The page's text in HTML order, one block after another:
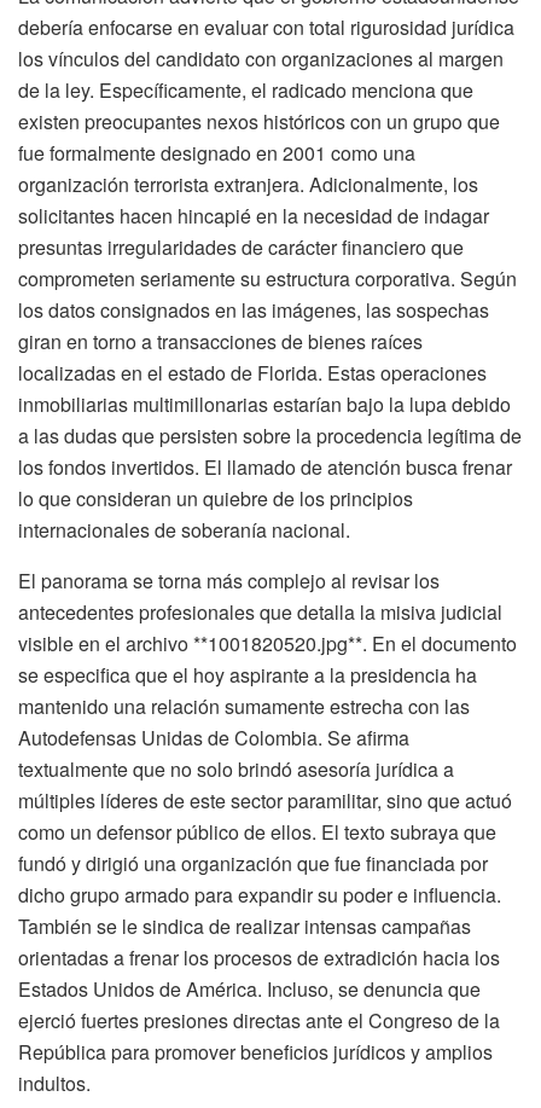
debería enfocarse en evaluar con total rigurosidad jurídica
los vínculos del candidato con organizaciones al margen
de la ley. Específicamente, el radicado menciona que
existen preocupantes nexos históricos con un grupo que
fue formalmente designado en 2001 como una
organización terrorista extranjera. Adicionalmente, los
solicitantes hacen hincapié en la necesidad de indagar
presuntas irregularidades de carácter financiero que
comprometen seriamente su estructura corporativa. Según
los datos consignados en las imágenes, las sospechas
giran en torno a transacciones de bienes raíces
localizadas en el estado de Florida. Estas operaciones
inmobiliarias multimillonarias estarían bajo la lupa debido
a las dudas que persisten sobre la procedencia legítima de
los fondos invertidos. El llamado de atención busca frenar
lo que consideran un quiebre de los principios
internacionales de soberanía nacional.
El panorama se torna más complejo al revisar los
antecedentes profesionales que detalla la misiva judicial
visible en el archivo **1001820520.jpg**. En el documento
se especifica que el hoy aspirante a la presidencia ha
mantenido una relación sumamente estrecha con las
Autodefensas Unidas de Colombia. Se afirma
textualmente que no solo brindó asesoría jurídica a
múltiples líderes de este sector paramilitar, sino que actuó
como un defensor público de ellos. El texto subraya que
fundó y dirigió una organización que fue financiada por
dicho grupo armado para expandir su poder e influencia.
También se le sindica de realizar intensas campañas
orientadas a frenar los procesos de extradición hacia los
Estados Unidos de América. Incluso, se denuncia que
ejerció fuertes presiones directas ante el Congreso de la
República para promover beneficios jurídicos y amplios
indultos.